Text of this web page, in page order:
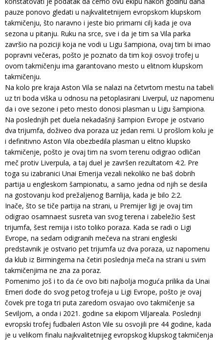
pauze ponovo gledati u najkvalitetnijem evropskom klupskom
takmičenju, što naravno i jeste bio primarni cilj kada je ova
sezona u pitanju. Ruku na srce, sve i da je tim sa Vila parka
završio na poziciji koja ne vodi u Ligu šampiona, ovaj tim bi imao
popravni večeras, pošto je poznato da tim koji osvoji trofej u
ovom takmičenju ima garantovano mesto u elitnom klupskom
takmičenju.
Na kolo pre kraja Aston Vila se nalazi na četvrtom mestu na tabeli
uz tri boda viška u odnosu na petoplasirani Liverpul, uz napomenu
da i ove sezone i peto mesto donosi plasman u Ligu šampiona.
Na poslednjih pet duela nekadašnji šampion Evrope je ostvario
dva trijumfa, doživeo dva poraza uz jedan remi. U prošlom kolu je
i definitivno Aston Vila obezbedila plasman u elitno klupsko
takmičenje, pošto je ovaj tim na svom terenu odigrao odličan
meč protiv Liverpula, a taj duel je završen rezultatom 4:2. Pre
toga su izabranici Unai Emerija vezali nekoliko ne baš dobrih
partija u engleskom šampionatu, a samo jedna od njih se desila
na gostovanju kod prežaljenog Barnlija, kada je bilo 2:2.
Inače, što se tiče partija na strani, u Premijer ligi je ovaj tim
odigrao osamnaest susreta van svog terena i zabeležio šest
trijumfa, šest remija i isto toliko poraza. Kada se radi o Ligi
Evrope, na sedam odigranih mečeva na strani engleski
predstavnik je ostvario pet trijumfa uz dva poraza, uz napomenu
da klub iz Birmingema na četiri poslednja meča na strani u svim
takmičenjima ne zna za poraz.
Pomenimo još i to da će ovo biti najbolja moguća prilika da Unai
Emeri dođe do svog petog trofeja u Ligi Evrope, pošto je ovaj
čovek pre toga tri puta zaredom osvajao ovo takmičenje sa
Seviljom, a onda i 2021. godine sa ekipom Viljareala. Poslednji
evropski trofej fudbaleri Aston Vile su osvojili pre 44 godine, kada
je u velikom finalu najkvalitetnijeg evropskog klupskog takmičenja